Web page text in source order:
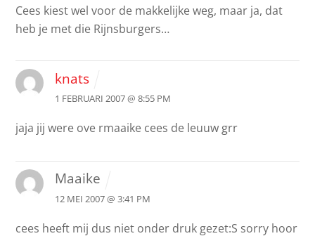
Cees kiest wel voor de makkelijke weg, maar ja, dat
heb je met die Rijnsburgers…
knats
1 FEBRUARI 2007 @ 8:55 PM
jaja jij were ove rmaaike cees de leuuw grr
Maaike
12 MEI 2007 @ 3:41 PM
cees heeft mij dus niet onder druk gezet:S sorry hoor